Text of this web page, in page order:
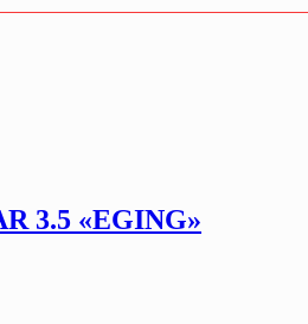
3.5 «EGING»